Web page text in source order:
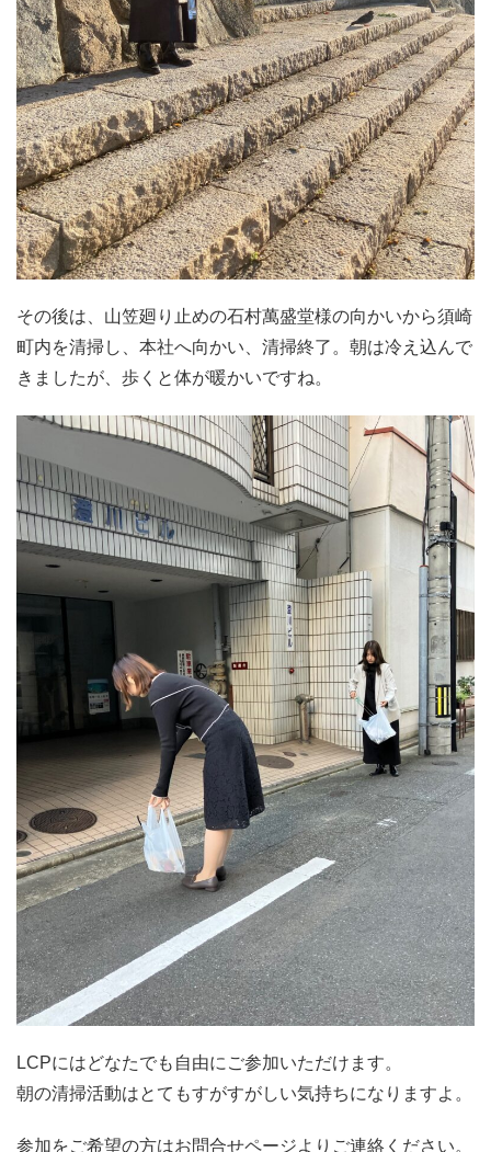
その後は、山笠廻り止めの石村萬盛堂様の向かいから須崎
町内を清掃し、本社へ向かい、清掃終了。朝は冷え込んで
きましたが、歩くと体が暖かいですね。
LCPにはどなたでも自由にご参加いただけます。
朝の清掃活動はとてもすがすがしい気持ちになりますよ。
参加をご希望の方はお問合せページよりご連絡ください。